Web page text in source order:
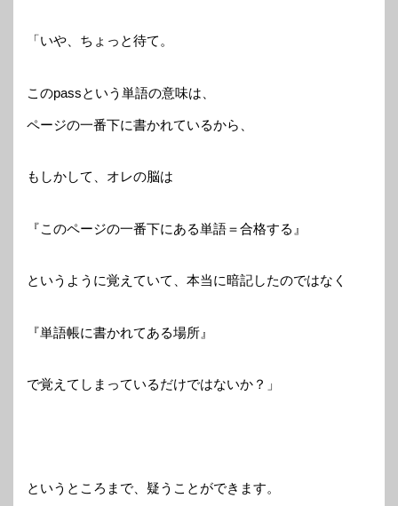
「いや、ちょっと待て。
このpassという単語の意味は、
ページの一番下に書かれているから、
もしかして、オレの脳は
『このページの一番下にある単語＝合格する』
というように覚えていて、本当に暗記したのではなく
『単語帳に書かれてある場所』
で覚えてしまっているだけではないか？」
というところまで、疑うことができます。